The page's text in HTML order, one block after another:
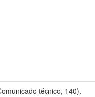
técnico, 140).